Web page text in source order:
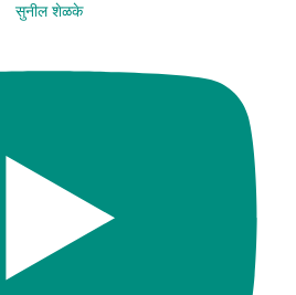
सुनील शेळके